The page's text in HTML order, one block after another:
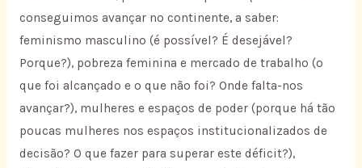
conseguimos avançar no continente, a saber:
feminismo masculino (é possível? É desejável?
Porque?), pobreza feminina e mercado de trabalho (o
que foi alcançado e o que não foi? Onde falta-nos
avançar?), mulheres e espaços de poder (porque há tão
poucas mulheres nos espaços institucionalizados de
decisão? O que fazer para superar este déficit?),